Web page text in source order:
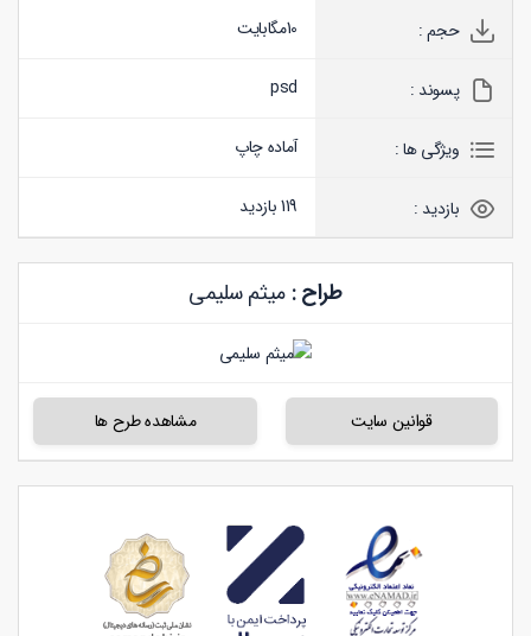
حجم : 10مگابایت
پسوند : psd
ویژگی ها : آماده چاپ
بازدید : 119 بازدید
طراح :میثم سلیمی
قوانین سایت مشاهده طرح ها